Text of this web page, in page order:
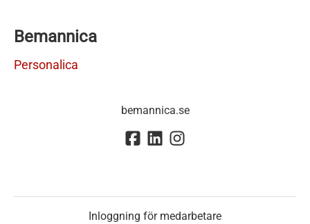
Bemannica
Personalica
bemannica.se
Inloggning för medarbetare